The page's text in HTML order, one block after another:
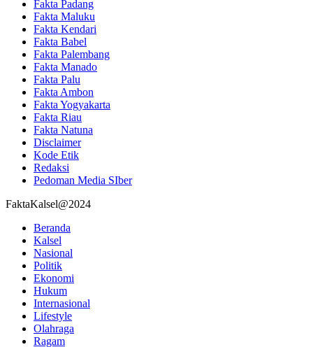
Fakta Padang
Fakta Maluku
Fakta Kendari
Fakta Babel
Fakta Palembang
Fakta Manado
Fakta Palu
Fakta Ambon
Fakta Yogyakarta
Fakta Riau
Fakta Natuna
Disclaimer
Kode Etik
Redaksi
Pedoman Media SIber
FaktaKalsel@2024
Beranda
Kalsel
Nasional
Politik
Ekonomi
Hukum
Internasional
Lifestyle
Olahraga
Ragam